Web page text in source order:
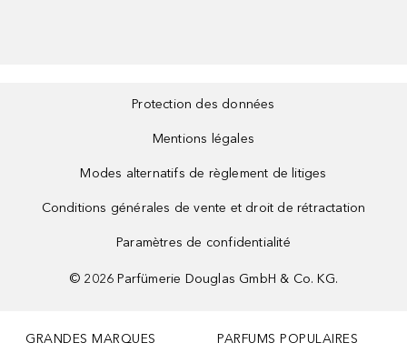
Protection des données
Mentions légales
Modes alternatifs de règlement de litiges
Conditions générales de vente et droit de rétractation
Paramètres de confidentialité
© 2026 Parfümerie Douglas GmbH & Co. KG.
GRANDES MARQUES PARFUMS POPULAIRES